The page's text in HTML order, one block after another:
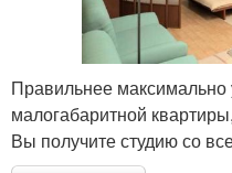
Правильнее максимально
малогабаритной
Вы получите студию со